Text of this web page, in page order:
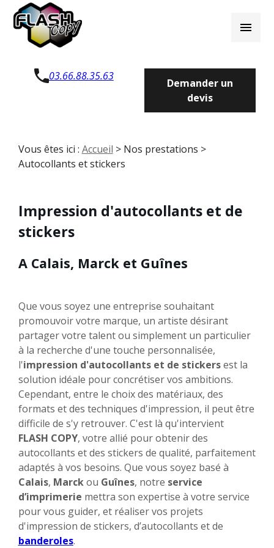
menu
03.66.88.35.63
Demander un
devis
Vous êtes ici : Accueil > Nos prestations >
Autocollants et stickers
Impression d'autocollants et de
stickers
A Calais, Marck et Guînes
Que vous soyez une entreprise souhaitant
promouvoir votre marque, un artiste désirant
partager votre talent ou simplement un particulier
à la recherche d'une touche personnalisée,
l'impression d'autocollants et de stickersest la
solution idéale pour concrétiser vos ambitions.
Cependant, entre le choix des matériaux, des
formats et des techniques d'impression, il peut être
difficile de s'y retrouver. C'est là qu'intervient
FLASH COPY, votre allié pour obtenir des
autocollants et des stickers de qualité, parfaitement
adaptés à vos besoins. Que vous soyez basé à
Calais, Marckou Guînes, notre service
d’imprimerie mettra son expertise à votre service
pour vous guider, et réaliser vos projets
d'impression de stickers, d’autocollants et de
banderoles.
Panneau de gestion des cookies